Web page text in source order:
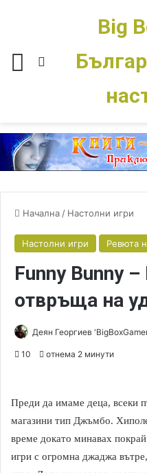
Меню Switch skin
Big
Начална/ Настолни игри
Настолни игри Ревюта
Funny Bunny
отвръща на
Деян Георгиев
10 отнема 2 минути
Преди да имаме деца, всеки
магазини тип Джъмбо.
време докато минавах
игри с огромна джаджа